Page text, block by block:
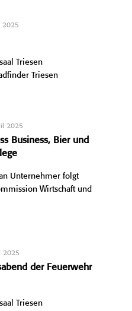
2025
Triesen
Triesen
2025
Business, Bier und
Unternehmer folgt
Wirtschaft und
2025
der Feuerwehr
Triesen